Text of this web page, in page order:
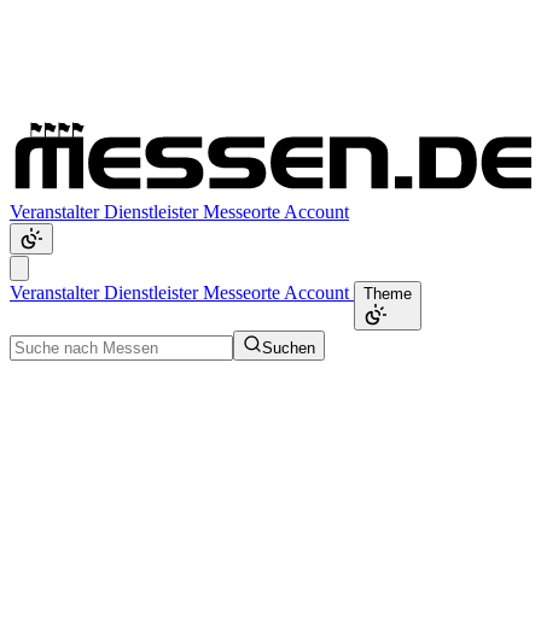
VeranstalterDienstleisterMesseorte Account
VeranstalterDienstleisterMesseorte Account Theme
Suchen